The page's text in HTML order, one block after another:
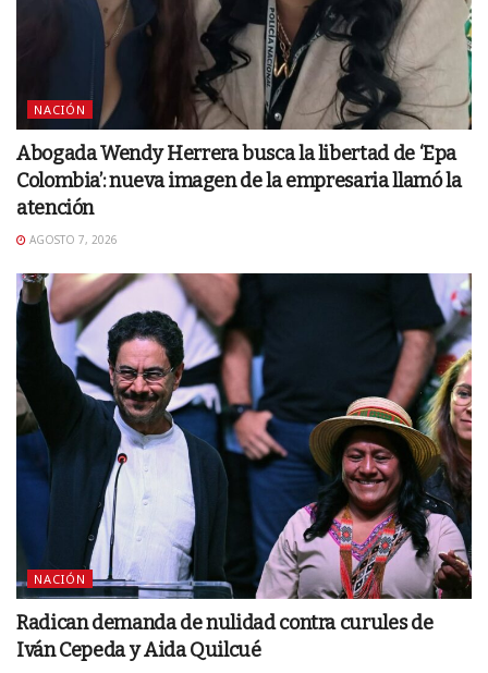
NACIÓN
Abogada Wendy Herrera busca la libertad de ‘Epa
Colombia’: nueva imagen de la empresaria llamó la
atención
AGOSTO 7, 2026
NACIÓN
Radican demanda de nulidad contra curules de
Iván Cepeda y Aida Quilcué